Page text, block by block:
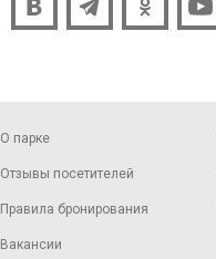
О парке
Отзывы посетителей
Правила бронирования
Вакансии